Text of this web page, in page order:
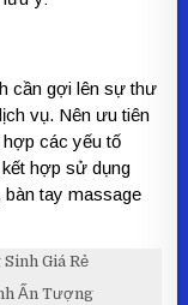
cần gợi lên sự thư
vụ. Nên ưu tiên
hợp các yếu tố
hợp sử dụng
bàn tay massage
Ấn Tượng